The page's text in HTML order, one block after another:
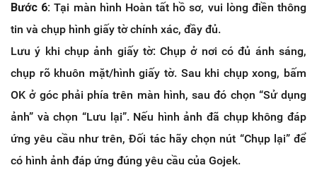
Bước 6: Tại màn hình Hoàn tất hồ sơ, vui lòng điền thông
tin và chụp hình giấy tờ chính xác, đầy đủ.
Lưu ý khi chụp ảnh giấy tờ: Chụp ở nơi có đủ ánh sáng,
chụp rõ khuôn mặt/hình giấy tờ. Sau khi chụp xong, bấm
OK ở góc phải phía trên màn hình, sau đó chọn “Sử dụng
ảnh” và chọn “Lưu lại”. Nếu hình ảnh đã chụp không đáp
ứng yêu cầu như trên, Đối tác hãy chọn nút “Chụp lại” để
có hình ảnh đáp ứng đúng yêu cầu của Gojek.